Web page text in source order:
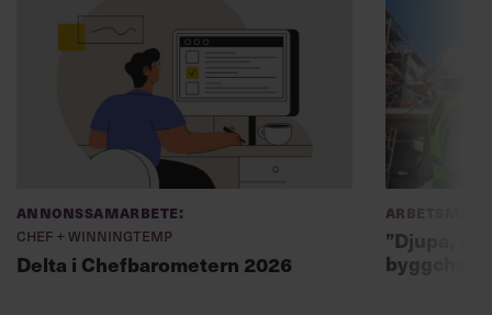
Annonssamarbete:
Chef + Winningtemp
Delta i Chefbarometern 2026
”Djupa,